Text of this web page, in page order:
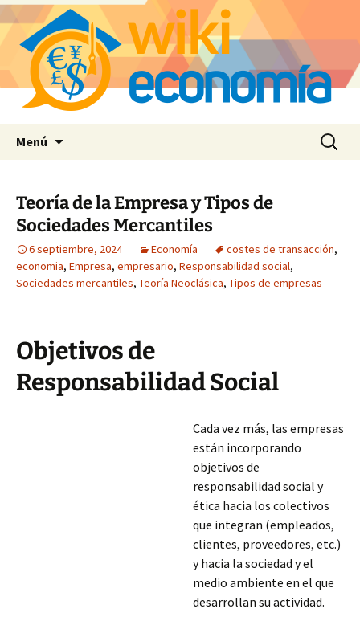
Menú Buscar:
Teoría de la Empresa y Tipos de
Sociedades Mercantiles
6 septiembre, 2024 Economía costes de transacción,
economia, Empresa, empresario, Responsabilidad social,
Sociedades mercantiles, Teoría Neoclásica, Tipos de empresas
Objetivos de
Responsabilidad Social
Cada vez más, las empresas
están incorporando
objetivos de
responsabilidad social y
ética hacia los colectivos
que integran (empleados,
clientes, proveedores, etc.)
y hacia la sociedad y el
medio ambiente en el que
desarrollan su actividad.